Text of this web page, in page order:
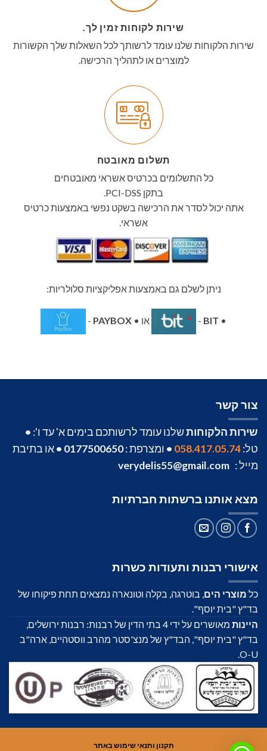
שירות לקוחות זמין לך.
שירות הלקוחות שלנו עומד לרשותך לכל השאלות שלך הקשורות
למוצרים או לתהליך הרכישה.
תשלום מאובטח
כל התשלומים בכרטיס אשראי מאובטחים
בתקן PCI-DSS.
אתה יכול לסדר את הרכישה בשקט נפשי באמצעות כרטיס
אשראי.
ניתן לשלם גם באמצעות אפליקציות סלולריות:
•
BIT
- או •PAYBOX
-
צור קשר
שירות הלקוחותשלנו עומד לרשותכם בימים א' עד ו': •
טל:058.417.05.74
• ומצרפת :0177500650
•או בתיבת
מייל : verydelis55@gmail.com
מצא אותנו ברשתות חברתיות
אישורי רבנות ותעודות כשרות
כל מוצרי הים, בוטרגה, בקלה וטונארה נמצאים תחת פיקוחו של
בד"ץ "בית יוסף".
היינות
מאושרים על ידי 4 בתי הדין של רבנות: רבנות ירושלים,
בד"ץ "בית יוסף", הבד"ץ של מנצ'סטר מהרב ווסטהיים, ארה"ב
O-U.
תקנון ותנאי שימוש באתר